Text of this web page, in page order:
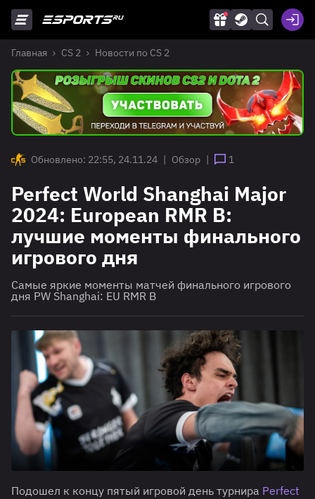
Главная CS 2 Новости по CS 2
Обновлено: 22:55, 24.11.24 | Обзор | 1
Perfect World Shanghai Major
2024: European RMR B:
лучшие моменты финального
игрового дня
Самые яркие моменты матчей финального игрового
дня PW Shanghai: EU RMR B
Подошел к концу пятый игровой день турнира Perfect